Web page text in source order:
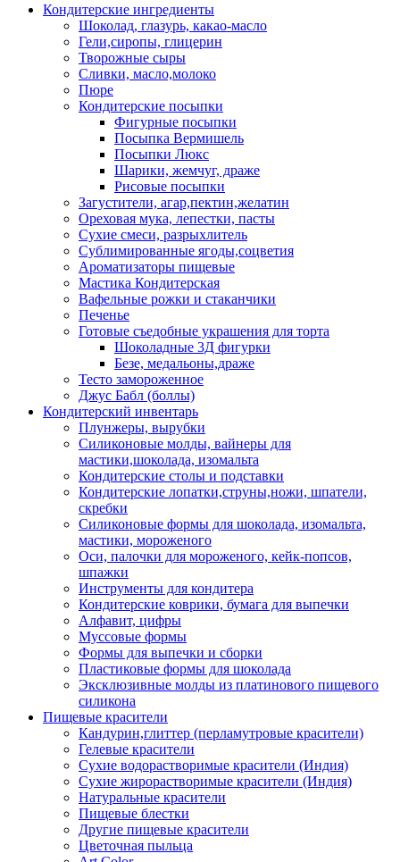
Кондитерские ингредиенты
Шоколад, глазурь, какао-масло
Гели,сиропы, глицерин
Творожные сыры
Сливки, масло,молоко
Пюре
Кондитерские посыпки
Фигурные посыпки
Посыпка Вермишель
Посыпки Люкс
Шарики, жемчуг, драже
Рисовые посыпки
Загустители, агар,пектин,желатин
Ореховая мука, лепестки, пасты
Сухие смеси, разрыхлитель
Сублимированные ягоды,соцветия
Ароматизаторы пищевые
Мастика Кондитерская
Вафельные рожки и стаканчики
Печенье
Готовые съедобные украшения для торта
Шоколадные 3Д фигурки
Безе, медальоны,драже
Тесто замороженное
Джус Бабл (боллы)
Кондитерский инвентарь
Плунжеры, вырубки
Силиконовые молды, вайнеры для
мастики,шоколада, изомальта
Кондитерские столы и подставки
Кондитерские лопатки,струны,ножи, шпатели,
скребки
Силиконовые формы для шоколада, изомальта,
мастики, мороженого
Оси, палочки для мороженого, кейк-попсов,
шпажки
Инструменты для кондитера
Кондитерские коврики, бумага для выпечки
Алфавит, цифры
Муссовые формы
Формы для выпечки и сборки
Пластиковые формы для шоколада
Эксклюзивные молды из платинового пищевого
силикона
Пищевые красители
Кандурин,глиттер (перламутровые красители)
Гелевые красители
Сухие водорастворимые красители (Индия)
Сухие жирорастворимые красители (Индия)
Натуральные красители
Пищевые блестки
Другие пищевые красители
Цветочная пыльца